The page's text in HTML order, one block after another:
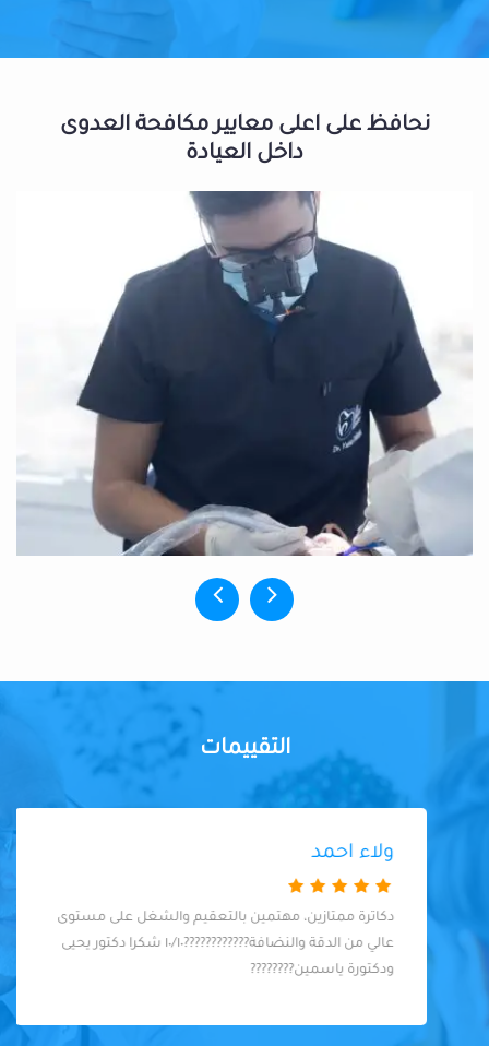
نحافظ على اعلى معايير مكافحة العدوى
داخل العيادة
التقييمات
ولاء احمد
دكاترة ممتازين، مهتمين بالتعقيم والشغل على مستوى
عالي من الدقة والنضافة????????????١٠/١٠ شكرا دكتور يحيى
ودكتورة ياسمين????????